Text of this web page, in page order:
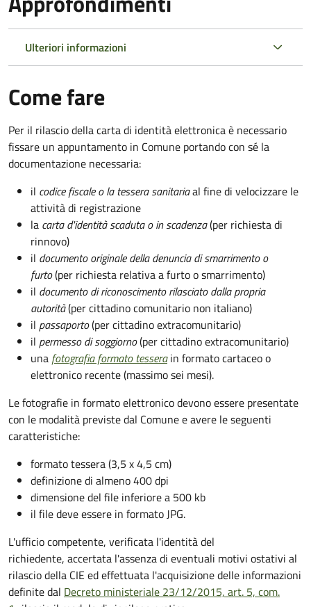
Ulteriori informazioni
Come fare
Per il rilascio della carta di identità elettronica è necessario
fissare un appuntamento in Comune portando con sé la
documentazione necessaria:
il codice fiscale o la tessera sanitariaal fine di velocizzare le
attività di registrazione
la carta d'identità scaduta o in scadenza(per richiesta di
rinnovo)
il documento originale della denuncia di smarrimento o
furto(per richiesta relativa a furto o smarrimento)
il documento di riconoscimento rilasciato dalla propria
autorità(per cittadino comunitario non italiano)
il passaporto(per cittadino extracomunitario)
il permesso di soggiorno(per cittadino extracomunitario)
una fotografia formato tessera in formato cartaceo o
elettronico recente (massimo sei mesi).
Le fotografie in formato elettronico devono essere presentate
con le modalità previste dal Comune e avere le seguenti
caratteristiche:
formato tessera (3,5 x 4,5 cm)
definizione di almeno 400 dpi
dimensione del file inferiore a 500 kb
il file deve essere in formato JPG.
L'ufficio competente, verificata l'identità del
richiedente, accertata l'assenza di eventuali motivi ostativi al
rilascio della CIE ed effettuata l'acquisizione delle informazioni
definite dal Decreto ministeriale 23/12/2015, art. 5, com.